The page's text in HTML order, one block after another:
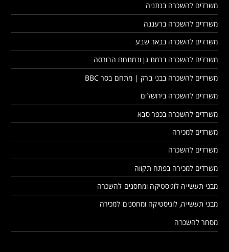
משרדים להשכרה בנתניה
משרדים להשכרה ברעננה
משרדים להשכרה בבאר שבע
משרדים להשכרה ברמת גן ובמתחם הבורסה
משרדים להשכרה בבני ברק | מתחם בסר BBC
משרדים להשכרה בירושלים
משרדים להשכרה בכפר סבא
משרדים למכירה
משרדים להשכרה
משרדים למכירה בפתח תקווה
מבני תעשייה לוגיסטיקה ומחסנים להשכרה
מבני תעשייה, לוגיסטיקה ומחסנים למכירה
מסחר להשכרה